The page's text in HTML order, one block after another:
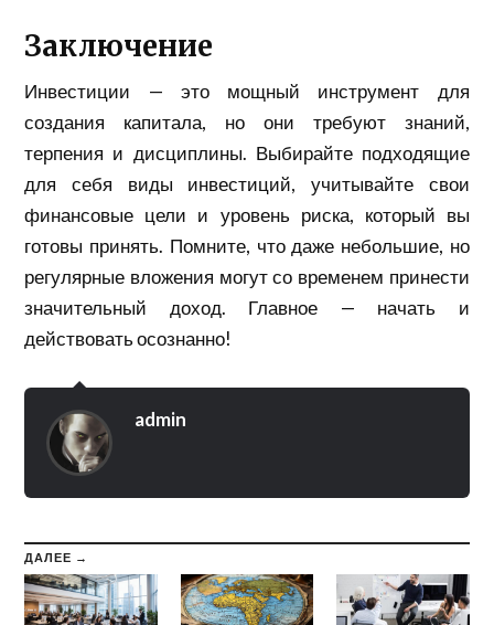
Заключение
Инвестиции — это мощный инструмент для
создания капитала, но они требуют знаний,
терпения и дисциплины. Выбирайте подходящие
для себя виды инвестиций, учитывайте свои
финансовые цели и уровень риска, который вы
готовы принять. Помните, что даже небольшие, но
регулярные вложения могут со временем принести
значительный доход. Главное — начать и
действовать осознанно!
admin
ДАЛЕЕ →